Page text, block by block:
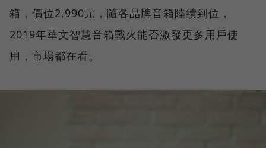
箱，價位2,990元，隨各品牌音箱陸續到位，
2019年華文智慧音箱戰火能否激發更多用戶使
用，市場都在看。